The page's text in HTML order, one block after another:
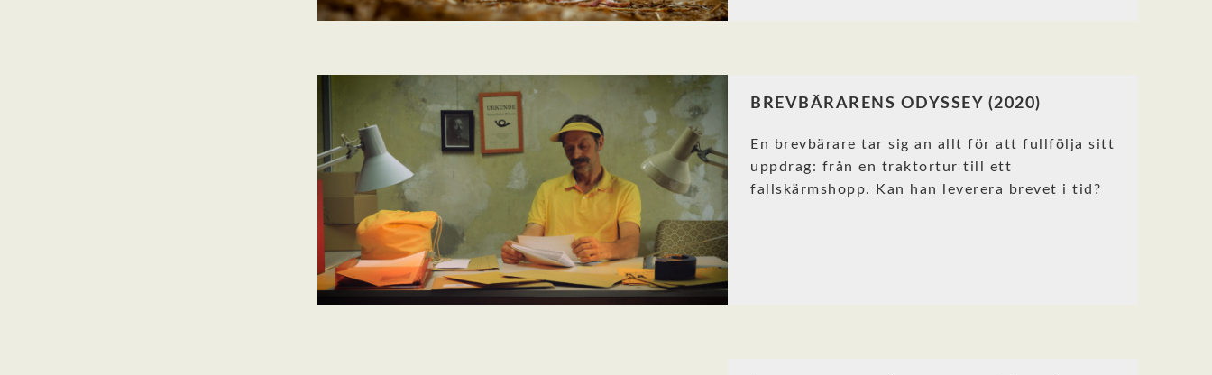
BREVBÄRARENS ODYSSEY (2020)
En brevbärare tar sig an allt för att fullfölja sitt
uppdrag: från en traktortur till ett
fallskärmshopp. Kan han leverera brevet i tid?